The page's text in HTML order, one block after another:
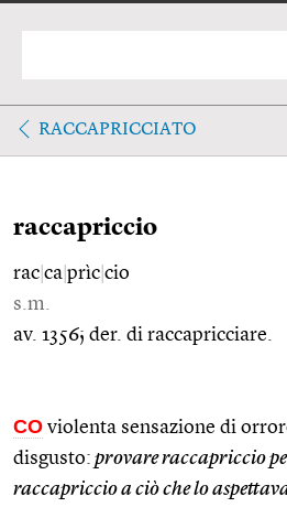
RACCAPRICCIATO
raccapriccio
rac ca prìc cio
s.m.
av. 1356; der. di raccapricciare.
CO violenta sensazione di
disgusto: provare raccapriccio
raccapriccio a ciò che lo